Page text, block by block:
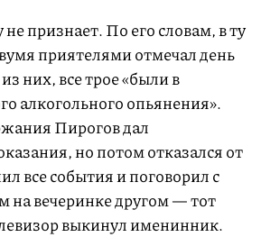
признает. По его словам, в ту
приятелями отмечал день
них, все трое «были в
алкогольного опьянения».
Пирогов дал
но потом отказался от
все события и поговорил с
на вечеринке другом — тот
выкинул именинник.